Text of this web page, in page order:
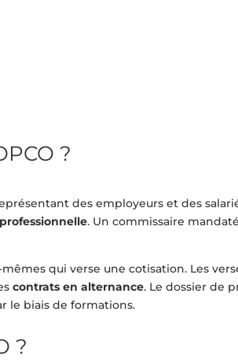
?
des employeurs et des
. Un commissaire
qui verse une cotisation. Les
contrats en alternance. Le dossier de
le biais de formations.
?